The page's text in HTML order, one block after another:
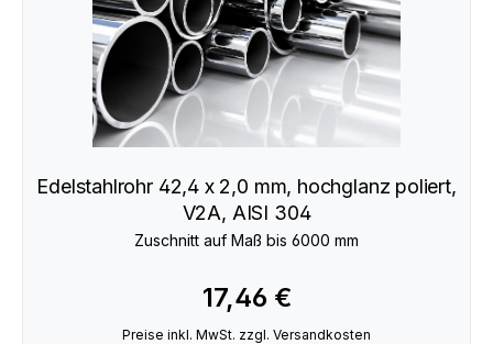
Edelstahlrohr 42,4 x 2,0 mm, hochglanz poliert,
V2A, AISI 304
Zuschnitt auf Maß bis 6000 mm
17,46 €
Preise inkl. MwSt. zzgl. Versandkosten